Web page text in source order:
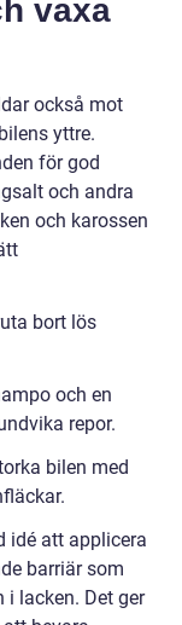
vaxa
också mot
yttre.
för god
och andra
och karossen
bort lös
och en
repor.
bilen med
idé att applicera
barriär som
lacken. Det ger